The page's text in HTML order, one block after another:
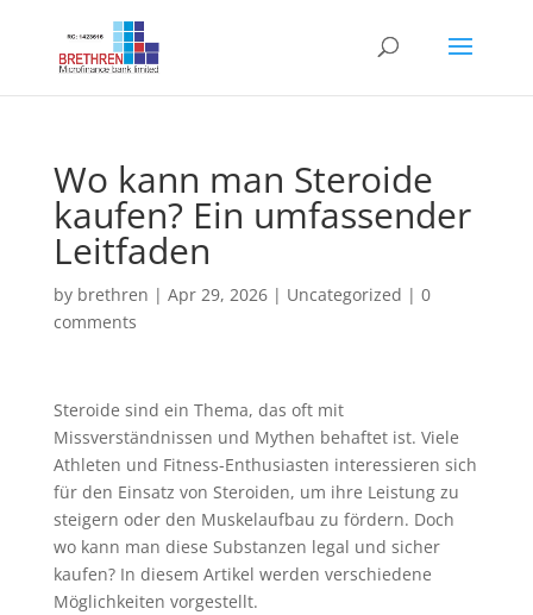
Wo kann man Steroide
kaufen? Ein umfassender
Leitfaden
by brethren | Apr 29, 2026| Uncategorized | 0
comments
Steroide sind ein Thema, das oft mit
Missverständnissen und Mythen behaftet ist. Viele
Athleten und Fitness-Enthusiasten interessieren sich
für den Einsatz von Steroiden, um ihre Leistung zu
steigern oder den Muskelaufbau zu fördern. Doch
wo kann man diese Substanzen legal und sicher
kaufen? In diesem Artikel werden verschiedene
Möglichkeiten vorgestellt.